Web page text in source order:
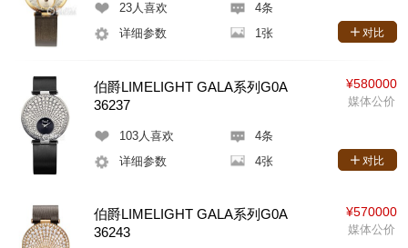
23人喜欢
4条
详细参数
1张 对比
伯爵LIMELIGHT GALA系列G0A
36237
103人喜欢
4条
详细参数
4张
¥580000
媒体公价
对比
伯爵LIMELIGHT GALA系列G0A
36243
¥570000
媒体公价